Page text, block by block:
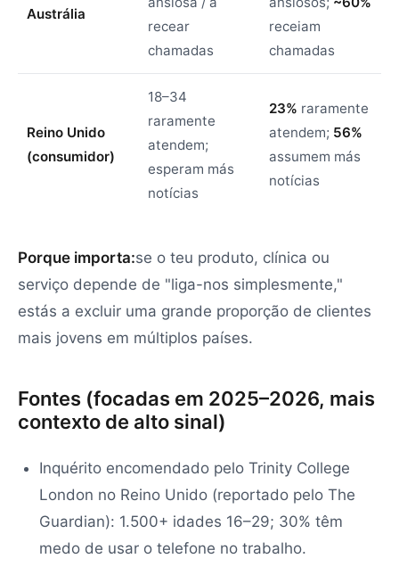
Austrália
recear
chamadas
receiam
chamadas
Reino Unido
(consumidor)
18–34
raramente
atendem;
esperam más
notícias
23% raramente
atendem; 56%
assumem más
notícias
Porque importa:se o teu produto, clínica ou
serviço depende de "liga-nos simplesmente,"
estás a excluir uma grande proporção de clientes
mais jovens em múltiplos países.
Fontes (focadas em 2025–2026, mais
contexto de alto sinal)
Inquérito encomendado pelo Trinity College
London no Reino Unido (reportado pelo The
Guardian): 1.500+ idades 16–29; 30% têm
medo de usar o telefone no trabalho.